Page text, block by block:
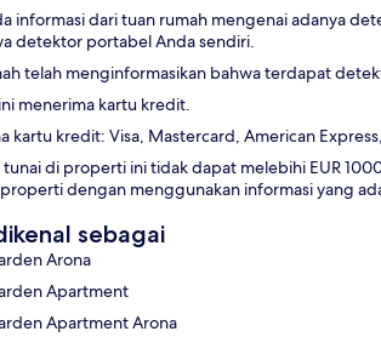
informasi dari tuan rumah mengenai adanya
detektor portabel Anda sendiri.
telah menginformasikan bahwa terdapat
menerima kartu kredit.
kartu kredit: Visa, Mastercard, American
tunai di properti ini tidak dapat melebihi EUR
dengan menggunakan informasi yang
sebagai
Arona
Apartment
Apartment Arona